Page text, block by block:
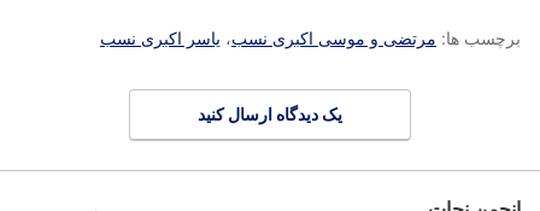
برچسب ها: مرتضی و موسی اکبری نسب، یاسر اکبری نسب
یک دیدگاه ارسال کنید